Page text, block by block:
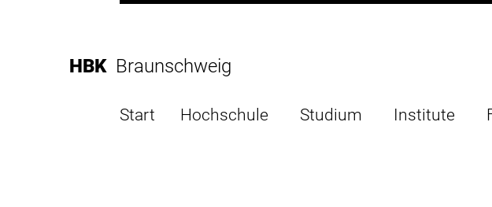
Hauptnavigation
HBK Braunschweig
Start Hochschule Studium Institute